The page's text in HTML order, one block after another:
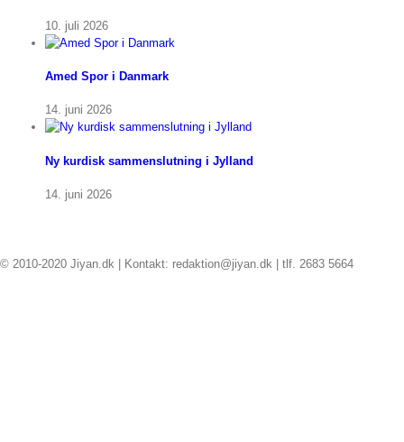
10. juli 2026
Amed Spor i Danmark
14. juni 2026
Ny kurdisk sammenslutning i Jylland
14. juni 2026
© 2010-2020 Jiyan.dk | Kontakt: redaktion@jiyan.dk | tlf. 2683 5664